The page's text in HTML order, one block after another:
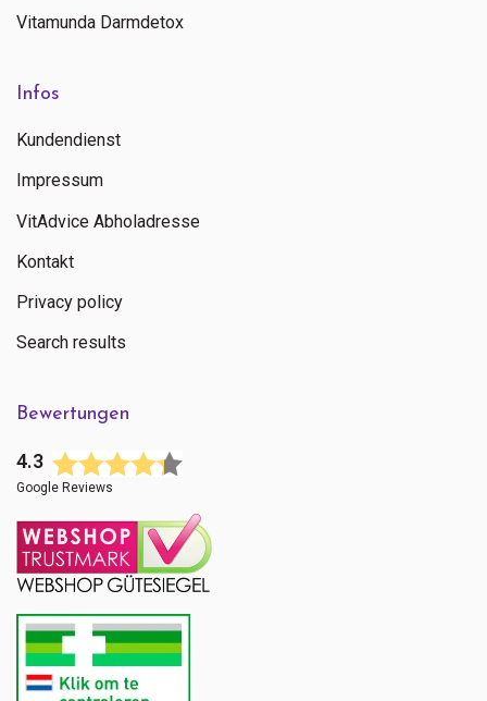
Vitamunda Darmdetox
Infos
Kundendienst
Impressum
VitAdvice Abholadresse
Kontakt
Privacy policy
Search results
Bewertungen
4.3
Google Reviews